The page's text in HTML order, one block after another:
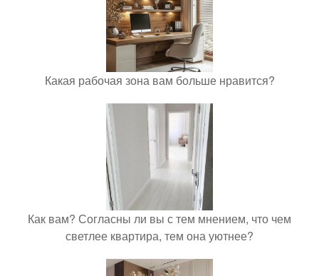
Какая рабочая зона вам больше нравится?
Как вам? Согласны ли вы с тем мнением, что чем
светлее квартира, тем она уютнее?